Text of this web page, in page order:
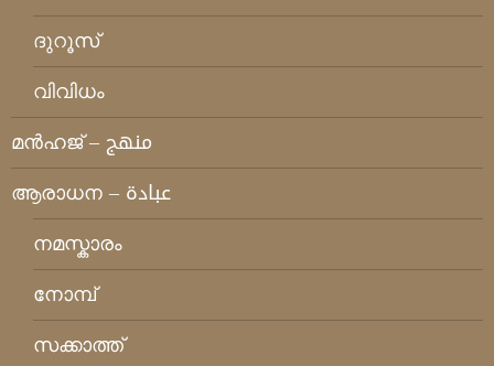
ദുറൂസ്
വിവിധം
മന്‍ഹജ് – منهج
ആരാധന – عبادة
നമസ്കാരം
നോമ്പ്
സക്കാത്ത്